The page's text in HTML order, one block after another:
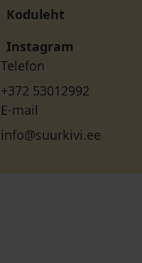
Koduleht
Instagram
Telefon
+372 53012992
E-mail
info@suurkivi.ee